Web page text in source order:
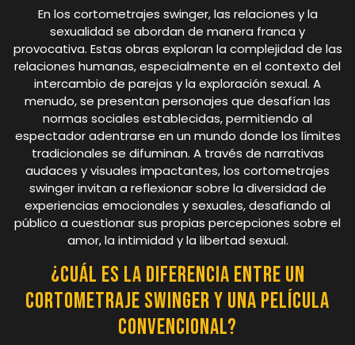
En los cortometrajes swinger, las relaciones y la
sexualidad se abordan de manera franca y
provocativa. Estas obras exploran la complejidad de las
relaciones humanas, especialmente en el contexto del
intercambio de parejas y la exploración sexual. A
menudo, se presentan personajes que desafían las
normas sociales establecidas, permitiendo al
espectador adentrarse en un mundo donde los límites
tradicionales se difuminan. A través de narrativas
audaces y visuales impactantes, los cortometrajes
swinger invitan a reflexionar sobre la diversidad de
experiencias emocionales y sexuales, desafiando al
público a cuestionar sus propias percepciones sobre el
amor, la intimidad y la libertad sexual.
¿Cuál es la diferencia entre un
cortometraje swinger y una película
convencional?